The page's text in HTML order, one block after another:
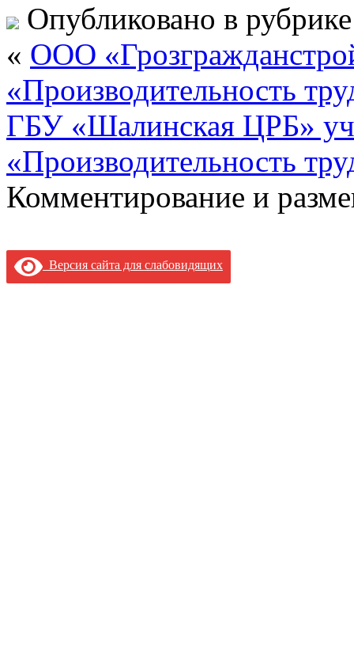
Опубликовано в
« ООО
«Производительность
ГБУ «Шалинская ЦРБ»
«Производительность
Комментирование и
Версия сайта для слабовидящих